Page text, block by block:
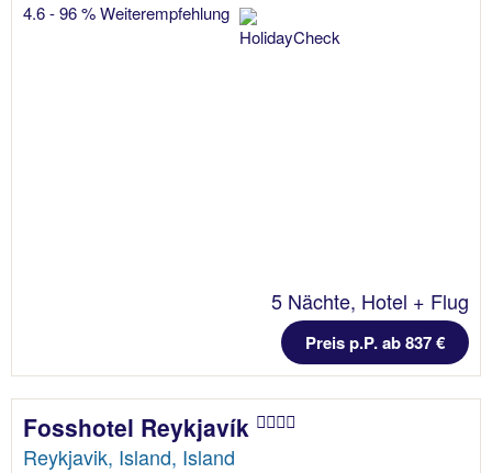
4.6 - 96 % Weiterempfehlung
5 Nächte, Hotel + Flug
Preis p.P. ab 837 €
Fosshotel Reykjavík
Reykjavik, Island, Island